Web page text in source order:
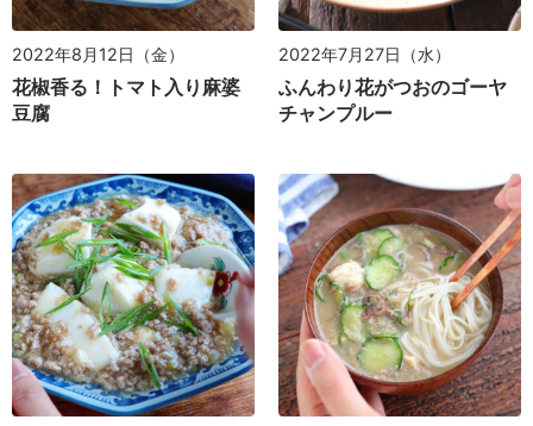
2022年8月12日（金）
花椒香る！トマト入り麻婆
豆腐
2022年7月27日（水）
ふんわり花がつおのゴーヤ
チャンプルー